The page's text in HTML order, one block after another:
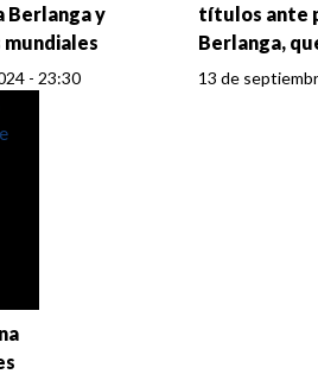
Berlanga y
- 23:30
títulos ante
Berlanga,
13 de